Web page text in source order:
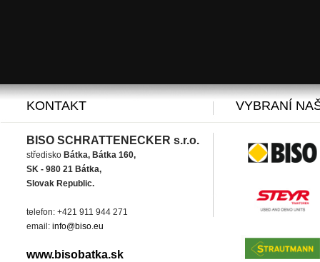
KONTAKT
BISO SCHRATTENECKER s.r.o.
středisko Bátka, Bátka 160,
SK - 980 21 Bátka,
Slovak Republic.
telefon: +421 911 944 271
email: info@biso.eu
www.bisobatka.sk
VYBRANÍ